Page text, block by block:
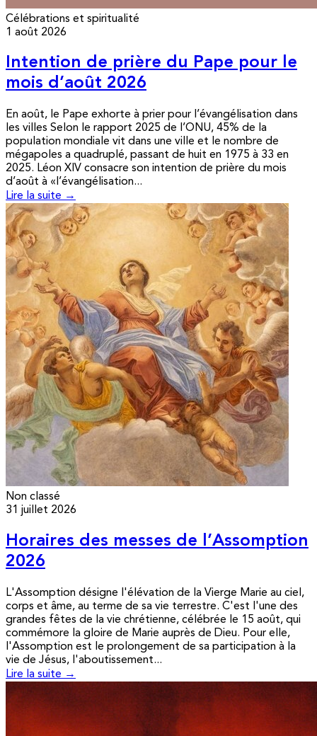
Célébrations et spiritualité
1 août 2026
Intention de prière du Pape pour le
mois d’août 2026
En août, le Pape exhorte à prier pour l’évangélisation dans
les villes Selon le rapport 2025 de l’ONU, 45% de la
population mondiale vit dans une ville et le nombre de
mégapoles a quadruplé, passant de huit en 1975 à 33 en
2025. Léon XIV consacre son intention de prière du mois
d’août à «l’évangélisation...
Lire la suite →
Non classé
31 juillet 2026
Horaires des messes de l’Assomption
2026
L'Assomption désigne l'élévation de la Vierge Marie au ciel,
corps et âme, au terme de sa vie terrestre. C'est l'une des
grandes fêtes de la vie chrétienne, célébrée le 15 août, qui
commémore la gloire de Marie auprès de Dieu. Pour elle,
l'Assomption est le prolongement de sa participation à la
vie de Jésus, l'aboutissement...
Lire la suite →